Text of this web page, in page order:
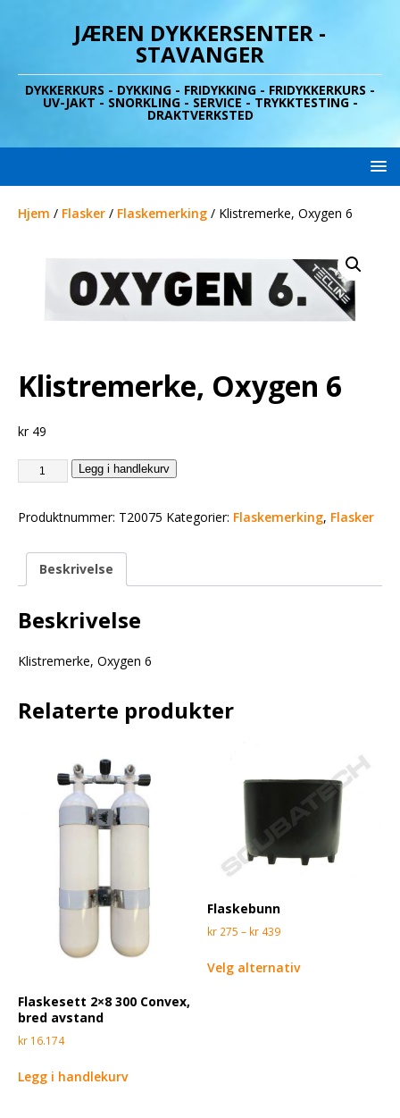
JÆREN DYKKERSENTER -
STAVANGER
DYKKERKURS - DYKKING - FRIDYKKING - FRIDYKKERKURS -
UV-JAKT - SNORKLING - SERVICE - TRYKKTESTING -
DRAKTVERKSTED
Hjem / Flasker / Flaskemerking / Klistremerke, Oxygen 6
Klistremerke, Oxygen 6
kr49
Legg i handlekurv
Produktnummer: T20075 Kategorier: Flaskemerking, Flasker
Beskrivelse
Beskrivelse
Klistremerke, Oxygen 6
Relaterte produkter
Flaskesett 2×8 300 Convex,
bred avstand
kr 16.174
Legg i handlekurv
Flaskebunn
kr 275 – kr 439
Velg alternativ